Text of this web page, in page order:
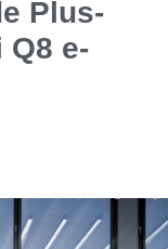
Plus-
e-